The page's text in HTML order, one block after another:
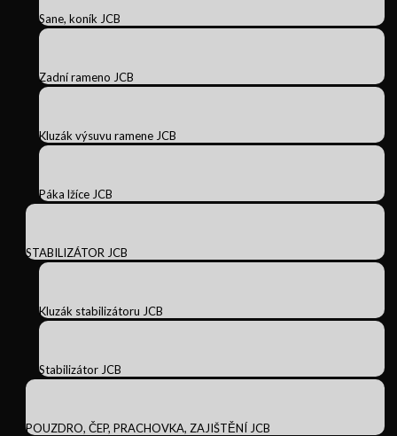
Sane, koník JCB
Zadní rameno JCB
Kluzák výsuvu ramene JCB
Páka lžíce JCB
STABILIZÁTOR JCB
Kluzák stabilizátoru JCB
Stabilizátor JCB
POUZDRO, ČEP, PRACHOVKA, ZAJIŠTĚNÍ JCB